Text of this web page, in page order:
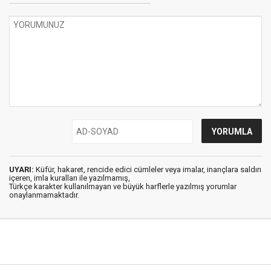
UYARI: Küfür, hakaret, rencide edici cümleler veya imalar, inançlara saldırı
içeren, imla kuralları ile yazılmamış,
Türkçe karakter kullanılmayan ve büyük harflerle yazılmış yorumlar
onaylanmamaktadır.